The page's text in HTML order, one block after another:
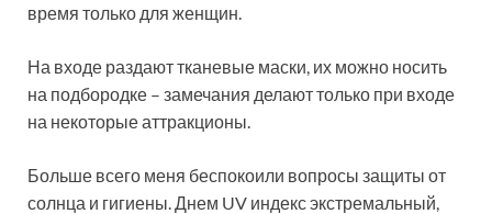
время только для женщин.
На входе раздают тканевые маски, их можно носить
на подбородке – замечания делают только при входе
на некоторые аттракционы.
Больше всего меня беспокоили вопросы защиты от
солнца и гигиены. Днем UV индекс экстремальный,